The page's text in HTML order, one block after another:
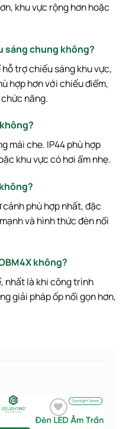
khu vực rộng hơn hoặc
sáng chung không?
trợ chiếu sáng khu vực,
hợp hơn với chiếu điểm,
năng.
mái che. IP44 phù hợp
khu vực có hơi ẩm nhẹ.
phù hợp nhất, đặc
và hình thức đèn nổi
không?
nhất là khi công trình
giải pháp ốp nổi gọn hơn,